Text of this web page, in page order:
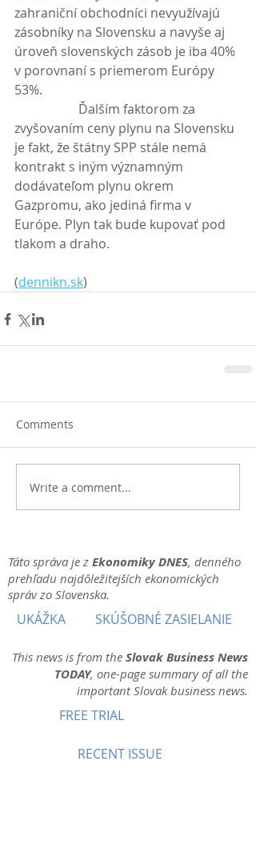
zahraniční obchodníci nevyužívajú
zásobníky na Slovensku a navyše aj
úroveň slovenských zásob je iba 40%
v porovnaní s priemerom Európy
53%.
Ďalším faktorom za
zvyšovaním ceny plynu na Slovensku
je fakt, že štátny SPP stále nemá
kontrakt s iným významným
dodávateľom plynu okrem
Gazpromu, ako jediná firma v
Európe. Plyn tak bude kupovať pod
tlakom a draho.
(dennikn.sk)
Comments
Write a comment...
Táto správa je z Ekonomiky DNES, denného
prehľadu najdôležitejších ekonomických
správ zo Slovenska.
UKÁŽKA SKÚŠOBNÉ ZASIELANIE
This news is from the Slovak Business News
TODAY, one-page summary of all the
important Slovak business news.
FREE TRIAL
RECENT ISSUE